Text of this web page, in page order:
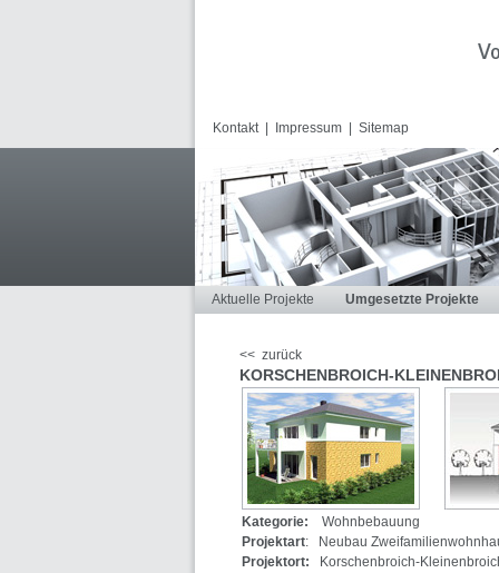
Kontakt| Impressum Sitemap
Aktuelle Projekte Umgesetzte Projekte
<< zurück
KORSCHENBROICH-
Kategorie: Wohnbebauung
Projektart: Neubau
Projektort:
Korschenbroich-